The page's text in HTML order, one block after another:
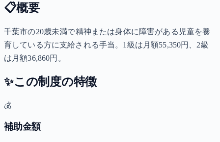
📋概要
千葉市の20歳未満で精神または身体に障害がある児童を養
育している方に支給される手当。1級は月額55,350円、2級
は月額36,860円。
✨この制度の特徴
💰
補助金額